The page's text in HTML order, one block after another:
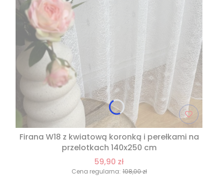
Firana W18 z kwiatową koronką i perełkami na
przelotkach 140x250 cm
59,90 zł
Cena regularna: 108,00 zł